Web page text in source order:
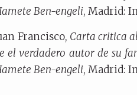
Ben-engeli, Madrid:
Francisco, Carta critica
el verdadero autor de su
Ben-engeli, Madrid: